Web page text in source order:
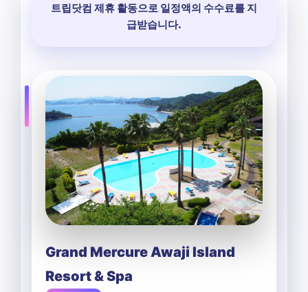
트립닷컴 제휴 활동으로 일정액의 수수료를 지
급받습니다.
Grand Mercure Awaji Island
Resort & Spa